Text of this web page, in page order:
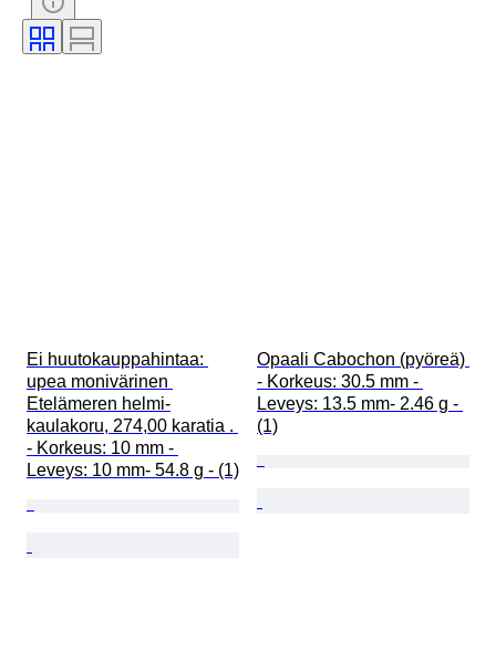
Tarkka väri
Mineraalimuoto
Ei huutokauppahintaa:
upea monivärinen
Etelämeren helmi-
kaulakoru, 274,00 karatia .
- Korkeus: 10 mm -
Leveys: 10 mm- 54.8 g - (1)
Opaali Cabochon (pyöreä)
- Korkeus: 30.5 mm -
Leveys: 13.5 mm- 2.46 g -
(1)